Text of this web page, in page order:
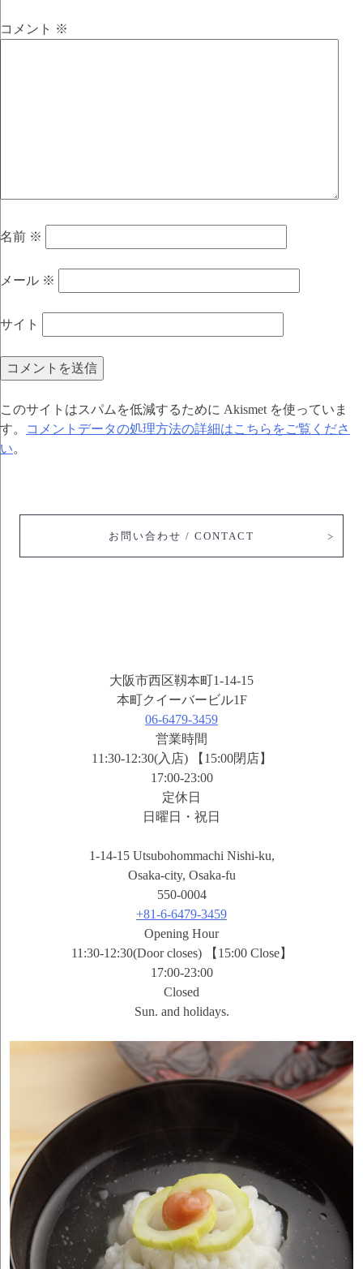
コメント ※
名前 ※
メール ※
サイト
このサイトはスパムを低減するために Akismet を使っていま
す。
コメントデータの処理方法の詳細はこちらをご覧くださ
い。
お問い合わせ / CONTACT
大阪市西区靱本町1-14-15
本町クイーバービル1F
06-6479-3459
営業時間
11:30-12:30(入店) 【15:00閉店】
17:00-23:00
定休日
日曜日・祝日
1-14-15 Utsubohommachi Nishi-ku,
Osaka-city, Osaka-fu
550-0004
+81-6-6479-3459
Opening Hour
11:30-12:30(Door closes) 【15:00 Close】
17:00-23:00
Closed
Sun. and holidays.